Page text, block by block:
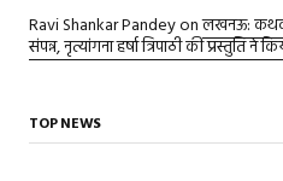
Ravi Shankar Pandeyonलखनऊ: कथक
संपन्न, नृत्यांगना हर्षा त्रिपाठी की प्रस्तुति ने
TOP NEWS